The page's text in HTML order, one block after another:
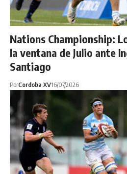
Nations Championship:
la ventana de Julio ante
Santiago
PorCordoba XV16/07/2026